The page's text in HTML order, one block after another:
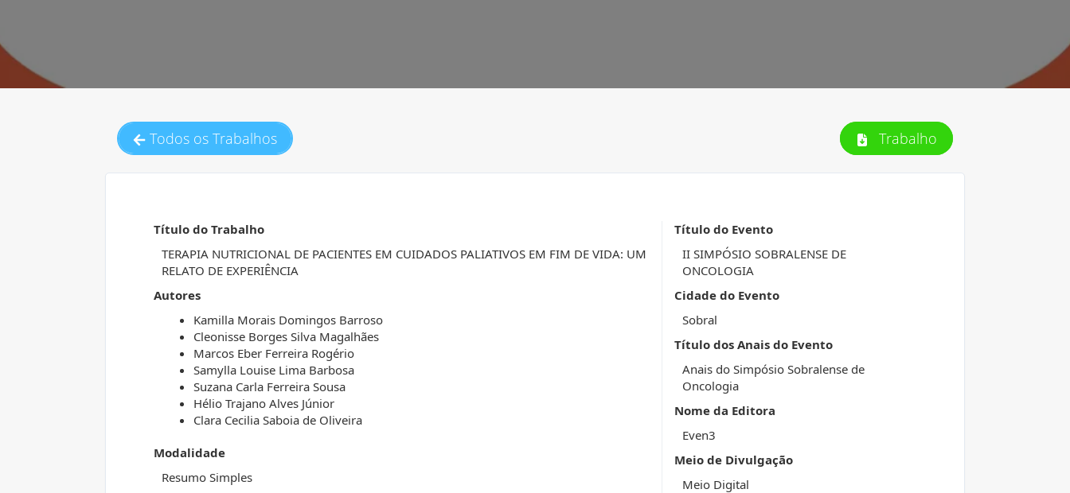
Todos os Trabalhos Trabalho
Título do Trabalho
TERAPIA NUTRICIONAL DE PACIENTES EM CUIDADOS PALIATIVOS EM FIM DE VIDA: UM
RELATO DE EXPERIÊNCIA
Autores
Kamilla Morais Domingos Barroso
Cleonisse Borges Silva Magalhães
Marcos Eber Ferreira Rogério
Samylla Louise Lima Barbosa
Suzana Carla Ferreira Sousa
Hélio Trajano Alves Júnior
Clara Cecilia Saboia de Oliveira
Modalidade
Resumo Simples
Título do Evento
II SIMPÓSIO SOBRALENSE DE
ONCOLOGIA
Cidade do Evento
Sobral
Título dos Anais do Evento
Anais do Simpósio Sobralense de
Oncologia
Nome da Editora
Even3
Meio de Divulgação
Meio Digital